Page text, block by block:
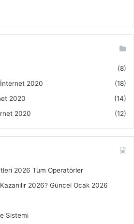
(8)
2020
(18)
2020
(14)
2020
(12)
2026 Tüm Operatörler
2026? Güncel Ocak 2026
Sistemi